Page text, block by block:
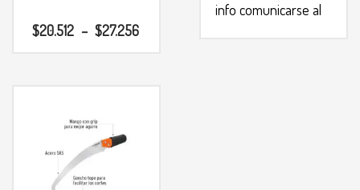
$20.512 – $27.256
info comunicarse al